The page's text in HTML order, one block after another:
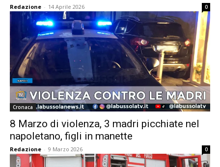
Redazione - 14 Aprile 2026 0
Cronaca
8 Marzo di violenza, 3 madri picchiate nel
napoletano, figli in manette
Redazione - 9 Marzo 2026 0